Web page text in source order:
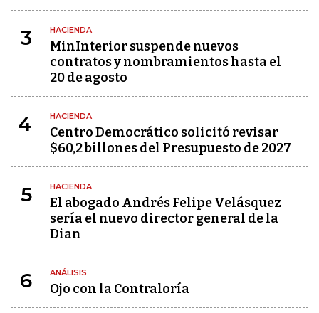
3 HACIENDA
MinInterior suspende nuevos
contratos y nombramientos hasta el
20 de agosto
4 HACIENDA
Centro Democrático solicitó revisar
$60,2 billones del Presupuesto de 2027
5 HACIENDA
El abogado Andrés Felipe Velásquez
sería el nuevo director general de la
Dian
6 ANÁLISIS
Ojo con la Contraloría